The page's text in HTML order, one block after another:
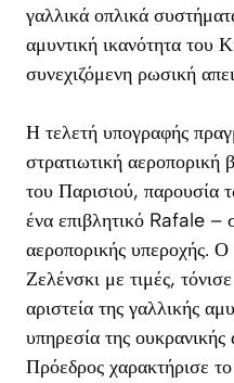
γαλλικά οπλικά
αμυντική ικανότητα του
συνεχιζόμενη ρωσική
Η τελετή υπογραφής
στρατιωτική
του Παρισιού, παρουσία
ένα επιβλητικό Rafale –
αεροπορικής υπεροχής.
Ζελένσκι με τιμές,
αριστεία της γαλλικής
υπηρεσία της
Πρόεδρος χαρακτήρισε